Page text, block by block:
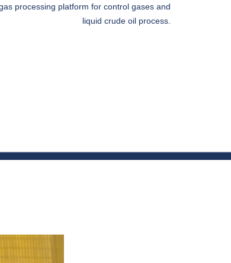
processing platform for control gases and
liquid crude oil process.